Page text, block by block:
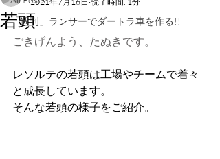
「週刊」ランサーでダートラ車を作る!!
若頭
ごきげんよう、たぬきです。
レソルテの若頭は工場やチームで着々
と成長しています。
そんな若頭の様子をご紹介。